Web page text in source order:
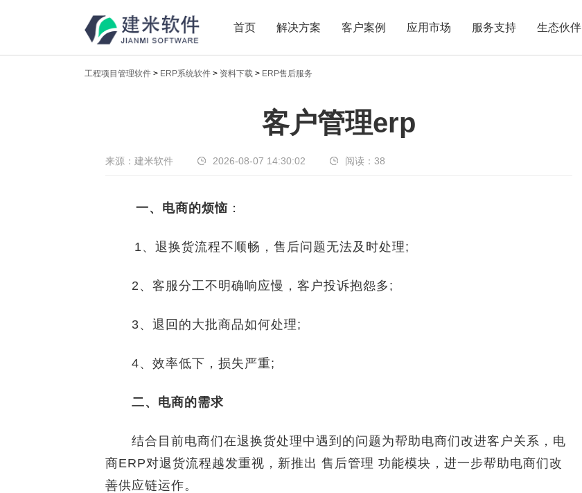
首页 解决方案 客户案例 应用市场 服务支持 生态伙伴
工程项目管理软件 > ERP系统软件 > 资料下载 > ERP售后服务
客户管理erp
来源：建米软件 2026-08-07 14:30:02 阅读： 38
一、电商的烦恼 ：
1、退换货流程不顺畅，售后问题无法及时处理;
2、客服分工不明确响应慢，客户投诉抱怨多;
3、退回的大批商品如何处理;
4、效率低下，损失严重;
二、电商的需求
结合目前电商们在退换货处理中遇到的问题为帮助电商们改进客户关系，电
商ERP对退货流程越发重视，新推出 售后管理 功能模块，进一步帮助电商们改
善供应链运作。